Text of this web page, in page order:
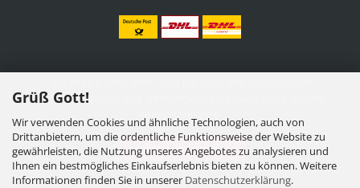
Grüß Gott!
Wir verwenden Cookies und ähnliche Technologien, auch von
Drittanbietern, um die ordentliche Funktionsweise der Website zu
gewährleisten, die Nutzung unseres Angebotes zu analysieren und
Ihnen ein bestmögliches Einkaufserlebnis bieten zu können. Weitere
Informationen finden Sie in unserer Datenschutzerklärung.
Mehrwertsteuer, zzgl.
gekennzeichnet.
Vertrag widerrufen